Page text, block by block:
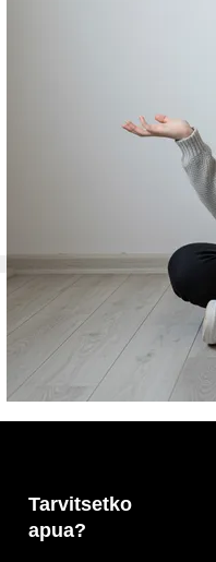
Tarvitsetko
apua?